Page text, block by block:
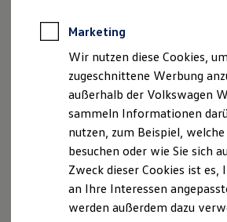
Anpfiff zum Gewinn
Elektroautos
ID. Tutorials
Der neue ID. Polo
Der ID.4
Der ID.4 GTX
Der ID.5 GTX
Der ID.7 GTX
Der ID.7 Tourer
Der ID.7 GTX Tourer
Probefahrt vereinbaren
Fahrzeugangebot
Marketing
Wir nutzen diese Cookies,
zugeschnittene Werbung
außerhalb der Volkswagen
sammeln Informationen
nutzen, zum Beispiel,
besuchen oder wie Sie sich
Zweck dieser Cookies ist
an Ihre Interessen
werden außerdem dazu